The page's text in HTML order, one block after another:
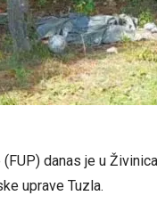
danas je u
uprave Tuzla.